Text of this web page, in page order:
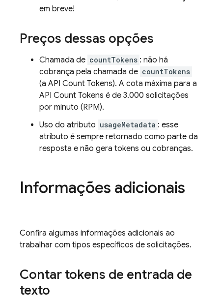
em breve!
Preços dessas opções
Chamada de countTokens : não há
cobrança pela chamada de countTokens
(a API Count Tokens). A cota máxima para a
API Count Tokens é de 3.000 solicitações
por minuto (RPM).
Uso do atributo usageMetadata : esse
atributo é sempre retornado como parte da
resposta e não gera tokens ou cobranças.
Informações adicionais
Confira algumas informações adicionais ao
trabalhar com tipos específicos de solicitações.
Contar tokens de entrada de
texto